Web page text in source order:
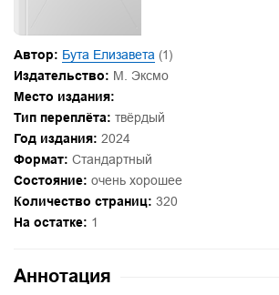
Автор: Бута Елизавета (1)
Издательство: М. Эксмо
Место издания:
Тип переплёта: твёрдый
Год издания: 2024
Формат: Стандартный
Состояние: очень хорошее
Количество страниц: 320
На остатке: 1
Аннотация